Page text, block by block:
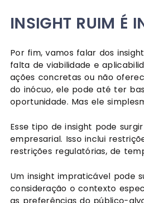
INSIGHT RUIM É
Por fim, vamos falar dos
falta de viabilidade e
ações concretas ou não
do inócuo, ele pode até ter
oportunidade. Mas ele
Esse tipo de insight pode
empresarial. Isso inclui
restrições regulatórias, de
Um insight impraticável pode
consideração o contexto